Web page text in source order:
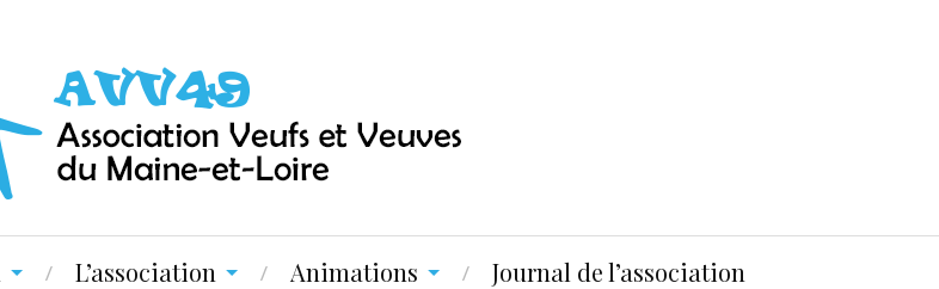
L’association Animations Journal de l’association